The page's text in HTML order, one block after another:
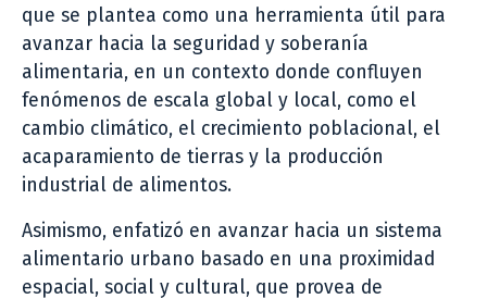
que se plantea como una herramienta útil para
avanzar hacia la seguridad y soberanía
alimentaria, en un contexto donde confluyen
fenómenos de escala global y local, como el
cambio climático, el crecimiento poblacional, el
acaparamiento de tierras y la producción
industrial de alimentos.
Asimismo, enfatizó en avanzar hacia un sistema
alimentario urbano basado en una proximidad
espacial, social y cultural, que provea de